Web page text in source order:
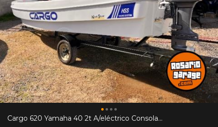
Cargo 620 Yamaha 40 2t A/eléctrico Consola...